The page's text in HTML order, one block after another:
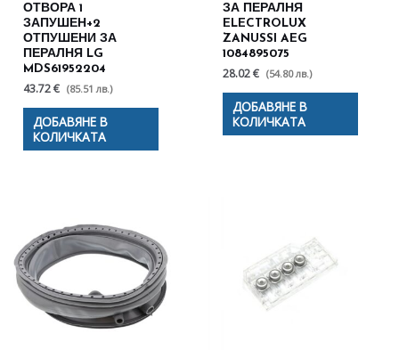
ОТВОРА 1
ЗАПУШЕН+2
ОТПУШЕНИ ЗА
ПЕРАЛНЯ LG
MDS61952204
43.72 € (85.51 лв.)
ДОБАВЯНЕ В
КОЛИЧКАТА
ЗА ПЕРАЛНЯ
ELECTROLUX
ZANUSSI AEG
1084895075
28.02 € (54.80 лв.)
ДОБАВЯНЕ В
КОЛИЧКАТА